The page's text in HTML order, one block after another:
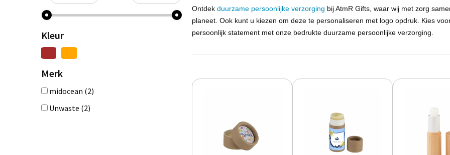
Kleur
Merk
midocean (2)
Unwaste (2)
Ontdek duurzame persoonlijke verzorging bij AtmR Gifts, waar wij met zorg
planeet. Ook kunt u kiezen om deze te personaliseren met logo opdruk. Kies
persoonlijk statement met onze bedrukte duurzame persoonlijke verzorging.